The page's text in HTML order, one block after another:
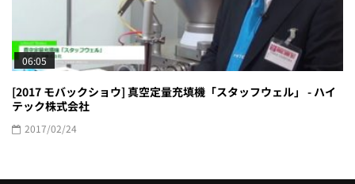
06:05
[2017 モバックショウ] 真空定量充填機「スタッフウェル」 - ハイ
テック株式会社
2017/02/24